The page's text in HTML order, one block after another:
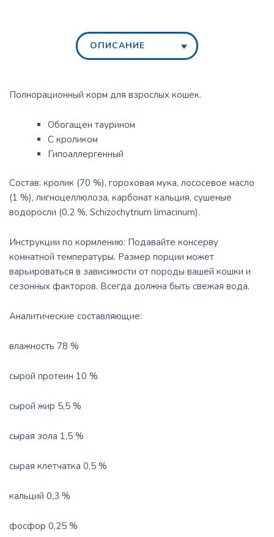
ОПИСАНИЕ
Полнорационный корм для взрослых кошек.
Обогащен таурином
С кроликом
Гипоаллергенный
Состав: кролик (70 %), гороховая мука, лососевое масло
(1 %), лигноцеллюлоза, карбонат кальция, сушеные
водоросли (0,2 %, Schizochytrium limacinum).
Инструкции по кормлению: Подавайте консерву
комнатной температуры. Размер порции может
варьироваться в зависимости от породы вашей кошки и
сезонных факторов. Всегда должна быть свежая вода.
Аналитические составляющие:
влажность 78 %
сырой протеин 10 %
сырой жир 5,5 %
сырая зола 1,5 %
сырая клетчатка 0,5 %
кальций 0,3 %
фосфор 0,25 %